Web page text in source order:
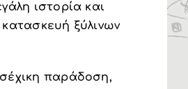
ιστορία και
ξύλινων
παράδοση,